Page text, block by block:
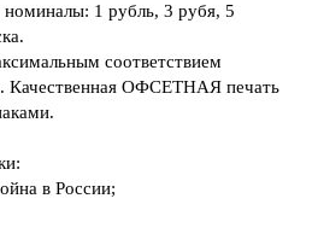
номиналы: 1 рубль, 3 рубя, 5
соответствием
Качественная ОФСЕТНАЯ печать
в России;